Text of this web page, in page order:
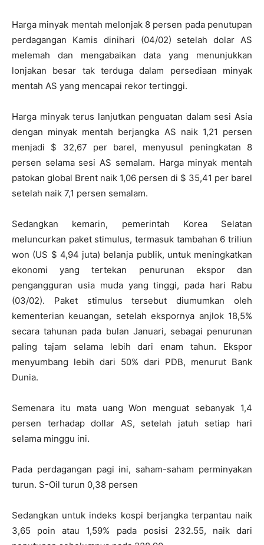
Harga minyak mentah melonjak 8 persen pada penutupan
perdagangan Kamis dinihari (04/02) setelah dolar AS
melemah dan mengabaikan data yang menunjukkan
lonjakan besar tak terduga dalam persediaan minyak
mentah AS yang mencapai rekor tertinggi.
Harga minyak terus lanjutkan penguatan dalam sesi Asia
dengan minyak mentah berjangka AS naik 1,21 persen
menjadi $ 32,67 per barel, menyusul peningkatan 8
persen selama sesi AS semalam. Harga minyak mentah
patokan global Brent naik 1,06 persen di $ 35,41 per barel
setelah naik 7,1 persen semalam.
Sedangkan kemarin, pemerintah Korea Selatan
meluncurkan paket stimulus, termasuk tambahan 6 triliun
won (US $ 4,94 juta) belanja publik, untuk meningkatkan
ekonomi yang tertekan penurunan ekspor dan
pengangguran usia muda yang tinggi, pada hari Rabu
(03/02). Paket stimulus tersebut diumumkan oleh
kementerian keuangan, setelah ekspornya anjlok 18,5%
secara tahunan pada bulan Januari, sebagai penurunan
paling tajam selama lebih dari enam tahun. Ekspor
menyumbang lebih dari 50% dari PDB, menurut Bank
Dunia.
Semenara itu mata uang Won menguat sebanyak 1,4
persen terhadap dollar AS, setelah jatuh setiap hari
selama minggu ini.
Pada perdagangan pagi ini, saham-saham perminyakan
turun. S-Oil turun 0,38 persen
Sedangkan untuk indeks kospi berjangka terpantau naik
3,65 poin atau 1,59% pada posisi 232.55, naik dari